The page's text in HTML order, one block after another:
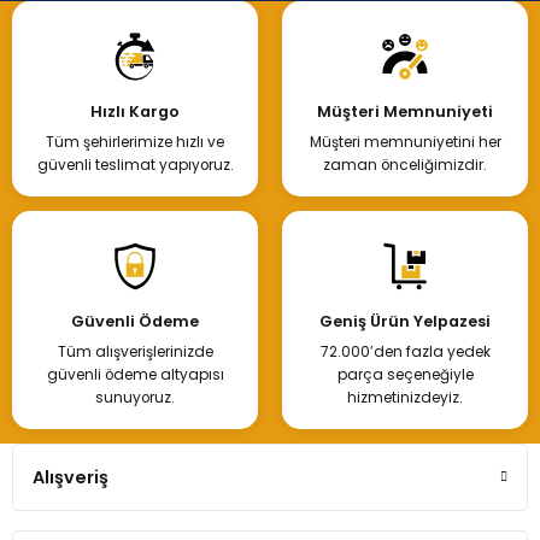
Hızlı Kargo
Tüm şehirlerimize hızlı ve
güvenli teslimat yapıyoruz.
Müşteri Memnuniyeti
Müşteri memnuniyetini her
zaman önceliğimizdir.
Güvenli Ödeme
Tüm alışverişlerinizde
güvenli ödeme altyapısı
sunuyoruz.
Geniş Ürün Yelpazesi
72.000’den fazla yedek
parça seçeneğiyle
hizmetinizdeyiz.
Alışveriş